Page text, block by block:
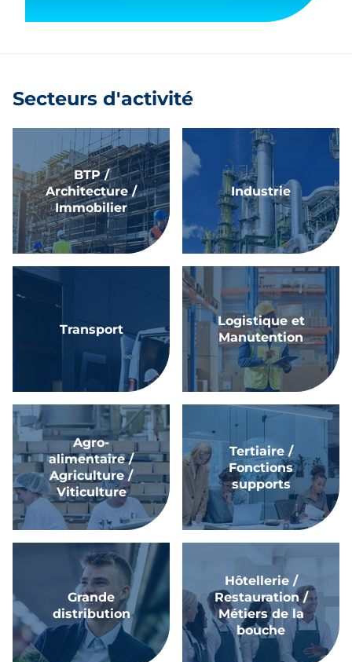
Secteurs d'activité
BTP /
Architecture /
Immobilier
Industrie
Transport
Logistique et
Manutention
Agro-
alimentaire /
Agriculture /
Viticulture
Tertiaire /
Fonctions
supports
Grande
distribution
Hôtellerie /
Restauration /
Métiers de la
bouche